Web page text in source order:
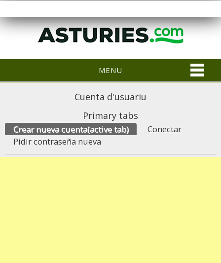
MENU
Cuenta d'usuariu
Primary tabs
Crear nueva cuenta(active tab)
Conectar
Pidir contraseña nueva